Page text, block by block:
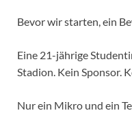
Bevor wir starten, ein
Eine 21-jährige
Stadion. Kein Sponsor.
Nur ein Mikro und ein